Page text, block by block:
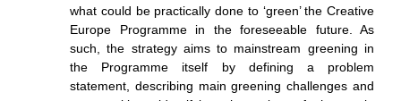
what could be practically done to ‘green’ the Creative
Europe Programme in the foreseeable future. As
such, the strategy aims to mainstream greening in
the Programme itself by defining a problem
statement, describing main greening challenges and